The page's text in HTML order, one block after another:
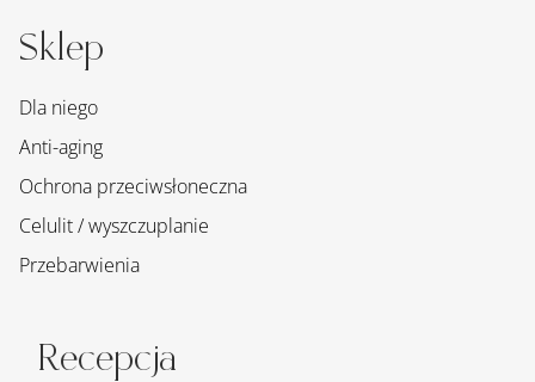
Recepcja
Sklep
Dla niego
Anti-aging
Ochrona przeciwsłoneczna
Celulit / wyszczuplanie
Przebarwienia